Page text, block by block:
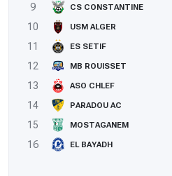
9
CS CONSTANTINE
10
USM ALGER
11
ES SETIF
12
MB ROUISSET
13
ASO CHLEF
14
PARADOU AC
15
MOSTAGANEM
16
EL BAYADH